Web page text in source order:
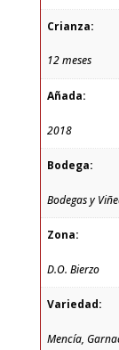
Crianza:
12 meses
Añada:
2018
Bodega:
Bodegas y
Zona:
D.O. Bierzo
Variedad:
Mencía,